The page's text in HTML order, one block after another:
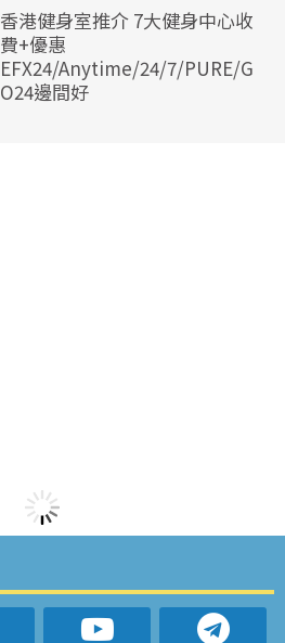
香港健身室推介 7大健身中心收
費+優惠
EFX24/Anytime/24/7/PURE/G
O24邊間好